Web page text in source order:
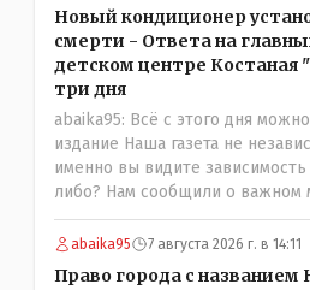
Новый кондиционер
смерти - Ответа на
детском центре Костаная
три дня
abaika95: Всё с этого дня можно
издание Наша газета не
именно вы видите
либо? Нам сообщили о важном
описываемой истории. И
бы дополнительным
abaika95 7 августа 2026 г. в 14:11
Право города с названием